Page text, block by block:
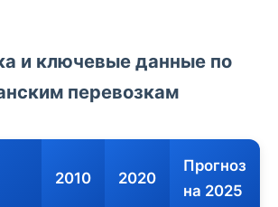
и ключевые данные по
перевозкам
2010 2020
Прогноз
на 2025